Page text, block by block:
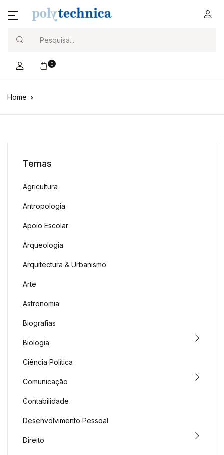
0
Home
Temas
Agricultura
Antropologia
Apoio Escolar
Arqueologia
Arquitectura & Urbanismo
Arte
Astronomia
Biografias
Biologia
Ciência Política
Comunicação
Contabilidade
Desenvolvimento Pessoal
Direito